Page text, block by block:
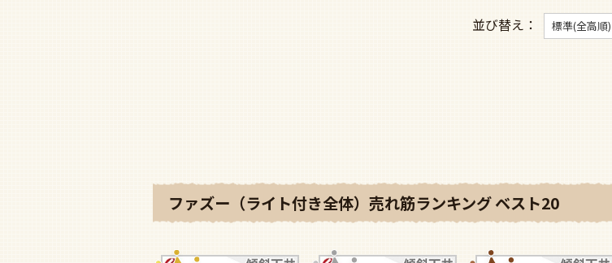
並び替え 標準(全高順)
ファズー（ライト付き全体）売れ筋ランキング ベスト20